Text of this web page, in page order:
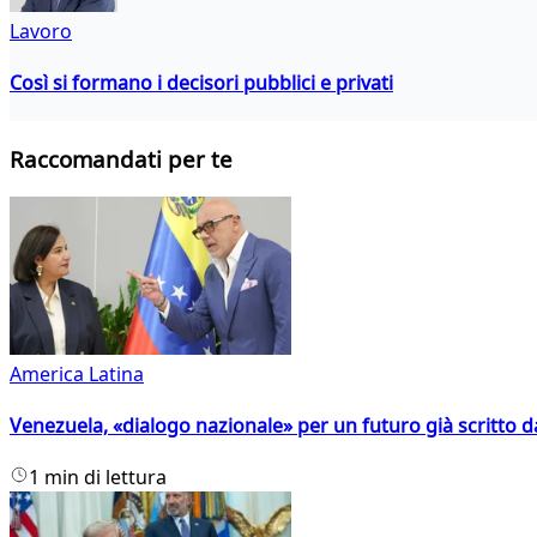
Lavoro
Così si formano i decisori pubblici e privati
Raccomandati per te
America Latina
Venezuela, «dialogo nazionale» per un futuro già scritto
1 min di lettura